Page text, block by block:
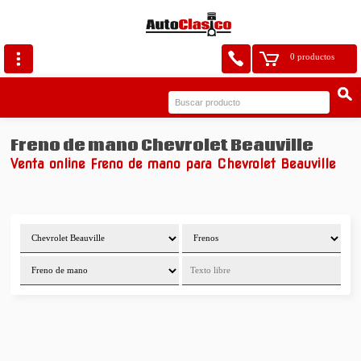
0 productos
Freno de mano Chevrolet Beauville
Venta online Freno de mano para Chevrolet Beauville